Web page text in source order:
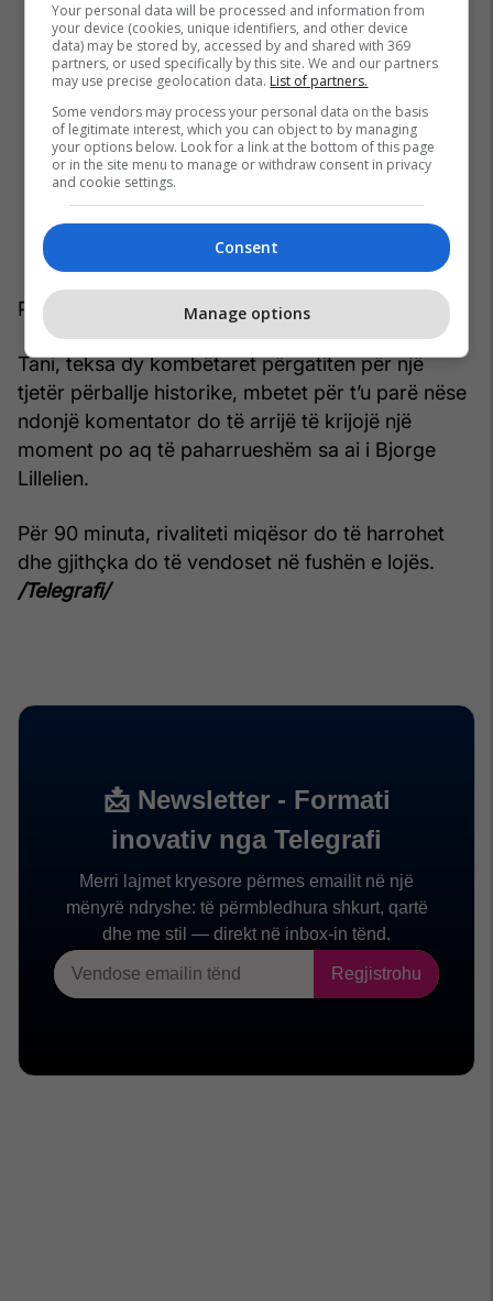
Por këtë herë triumfoi Anglia me rezultatin 2-1.
Tani, teksa dy kombëtaret përgatiten për një
tjetër përballje historike, mbetet për t’u parë nëse
ndonjë komentator do të arrijë të krijojë një
moment po aq të paharrueshëm sa ai i Bjorge
Lillelien.
Për 90 minuta, rivaliteti miqësor do të harrohet
dhe gjithçka do të vendoset në fushën e lojës.
/Telegrafi/
Your personal data will be processed and information from
your device (cookies, unique identifiers, and other device
data) may be stored by, accessed by and shared with 369
partners, or used specifically by this site. We and our partners
may use precise geolocation data. List of partners.
Some vendors may process your personal data on the basis
of legitimate interest, which you can object to by managing
your options below. Look for a link at the bottom of this page
or in the site menu to manage or withdraw consent in privacy
and cookie settings.
Consent
Manage options